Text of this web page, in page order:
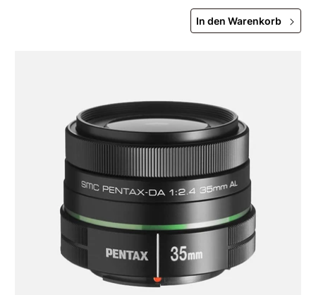
Aufnahmen im Weitwinkel- bis mittleren
In den Warenkorb